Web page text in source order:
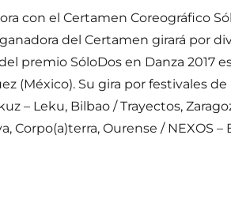
con el Certamen Coreográfico
del Certamen girará por
premio SóloDos en Danza 2017 es
(México). Su gira por festivales
– Leku, Bilbao / Trayectos,
Corpo(a)terra, Ourense / NEXOS –
Acieloabierto 2017»